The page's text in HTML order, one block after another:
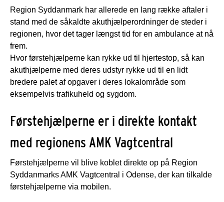
Region Syddanmark har allerede en lang række aftaler i
stand med de såkaldte akuthjælperordninger de steder i
regionen, hvor det tager længst tid for en ambulance at nå
frem.
Hvor førstehjælperne kan rykke ud til hjertestop, så kan
akuthjælperne med deres udstyr rykke ud til en lidt
bredere palet af opgaver i deres lokalområde som
eksempelvis trafikuheld og sygdom.
Førstehjælperne er i direkte kontakt
med regionens AMK Vagtcentral
Førstehjælperne vil blive koblet direkte op på Region
Syddanmarks AMK Vagtcentral i Odense, der kan tilkalde
førstehjælperne via mobilen.